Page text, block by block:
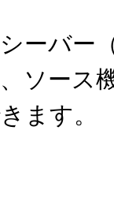
ーバー
ソース
ます。